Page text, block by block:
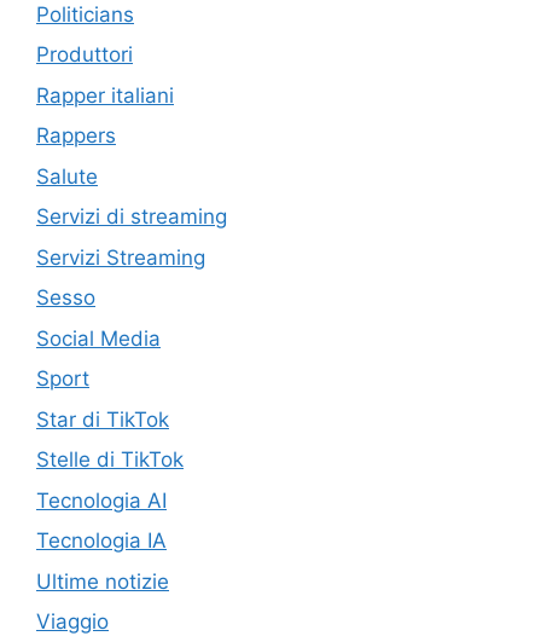
Politicians
Produttori
Rapper italiani
Rappers
Salute
Servizi di streaming
Servizi Streaming
Sesso
Social Media
Sport
Star di TikTok
Stelle di TikTok
Tecnologia AI
Tecnologia IA
Ultime notizie
Viaggio